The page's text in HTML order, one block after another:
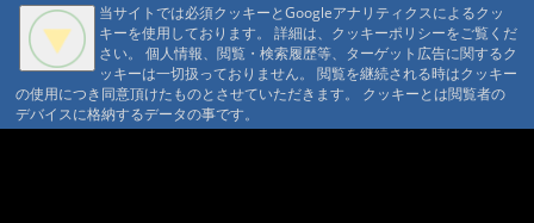
#730:初冬便り 御柱
@ '10 11/6 10:28
#729: 初冬便り 初
冠雪
@ '10 11/5 12:36
#728:初冬便り 哀愁
@ '10 11/3 10:13
当サイトでは必須クッキーとGoogleアナリティクスによるクッ
キーを使用しております。 詳細は、クッキーポリシーをご覧くだ
さい。 個人情報、閲覧・検索履歴等、ターゲット広告に関するク
ッキーは一切扱っておりません。 閲覧を継続される時はクッキー
の使用につき同意頂けたものとさせていただきます。 クッキーとは閲覧者の
デバイスに格納するデータの事です。